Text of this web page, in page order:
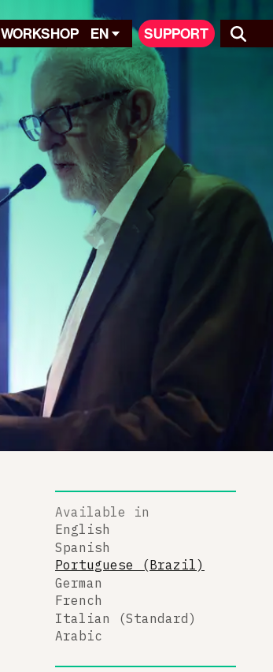
WORKSHOP EN SUPPORT
Available in
English
Spanish
Portuguese (Brazil)
German
French
Italian (Standard)
Arabic